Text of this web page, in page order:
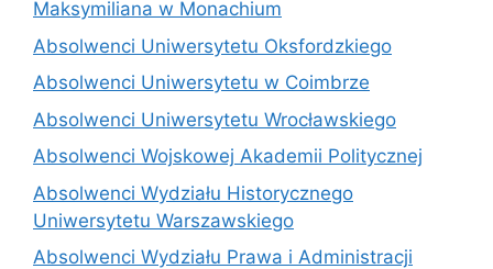
Maksymiliana w Monachium
Absolwenci Uniwersytetu Oksfordzkiego
Absolwenci Uniwersytetu w Coimbrze
Absolwenci Uniwersytetu Wrocławskiego
Absolwenci Wojskowej Akademii Politycznej
Absolwenci Wydziału Historycznego
Uniwersytetu Warszawskiego
Absolwenci Wydziału Prawa i Administracji